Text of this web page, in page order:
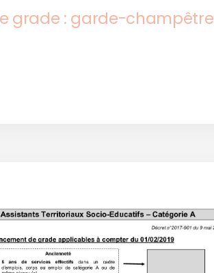
grade : garde-champêtre